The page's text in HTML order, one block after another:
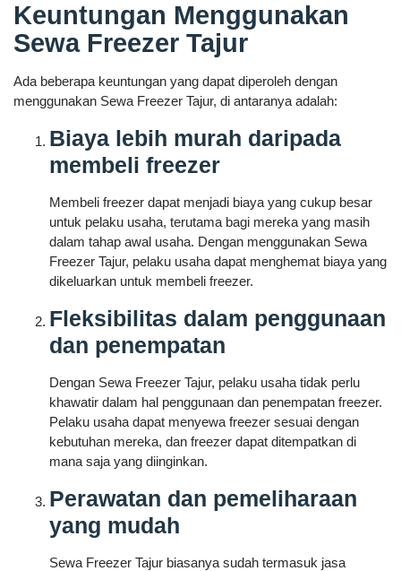
Keuntungan Menggunakan
Sewa Freezer Tajur
Ada beberapa keuntungan yang dapat diperoleh dengan
menggunakan Sewa Freezer Tajur, di antaranya adalah:
Biaya lebih murah daripada
membeli freezer
Membeli freezer dapat menjadi biaya yang cukup besar
untuk pelaku usaha, terutama bagi mereka yang masih
dalam tahap awal usaha. Dengan menggunakan Sewa
Freezer Tajur, pelaku usaha dapat menghemat biaya yang
dikeluarkan untuk membeli freezer.
Fleksibilitas dalam penggunaan
dan penempatan
Dengan Sewa Freezer Tajur, pelaku usaha tidak perlu
khawatir dalam hal penggunaan dan penempatan freezer.
Pelaku usaha dapat menyewa freezer sesuai dengan
kebutuhan mereka, dan freezer dapat ditempatkan di
mana saja yang diinginkan.
Perawatan dan pemeliharaan
yang mudah
Sewa Freezer Tajur biasanya sudah termasuk jasa